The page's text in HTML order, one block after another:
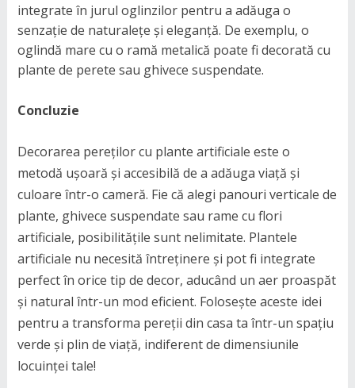
integrate în jurul oglinzilor pentru a adăuga o
senzație de naturalețe și eleganță. De exemplu, o
oglindă mare cu o ramă metalică poate fi decorată cu
plante de perete sau ghivece suspendate.
Concluzie
Decorarea pereților cu plante artificiale este o
metodă ușoară și accesibilă de a adăuga viață și
culoare într-o cameră. Fie că alegi panouri verticale de
plante, ghivece suspendate sau rame cu flori
artificiale, posibilitățile sunt nelimitate. Plantele
artificiale nu necesită întreținere și pot fi integrate
perfect în orice tip de decor, aducând un aer proaspăt
și natural într-un mod eficient. Folosește aceste idei
pentru a transforma pereții din casa ta într-un spațiu
verde și plin de viață, indiferent de dimensiunile
locuinței tale!